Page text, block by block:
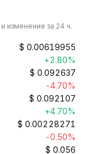
изменение за 24 ч.
$ 0.00619955
+2.80%
$ 0.092637
-4.70%
$ 0.092107
+4.70%
$ 0.00228271
-0.50%
$ 0.056